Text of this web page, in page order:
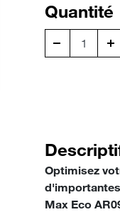
Quantité
Optimisez
Max Eco